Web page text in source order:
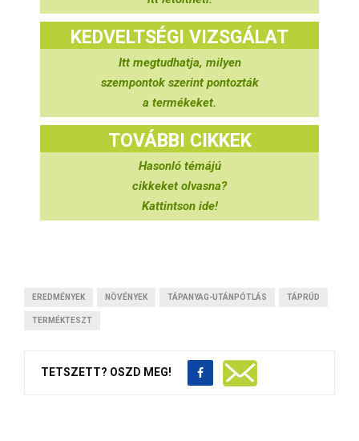
KEDVELTSÉGI VIZSGÁLAT
Itt megtudhatja, milyen
szempontok szerint pontozták
a termékeket.
TOVÁBBI CIKKEK
Hasonló témájú
cikkeket olvasna?
Kattintson ide!
EREDMÉNYEK NÖVÉNYEK TÁPANYAG-UTÁNPÓTLÁS TÁPRÚD
TERMÉKTESZT
TETSZETT? OSZD MEG!